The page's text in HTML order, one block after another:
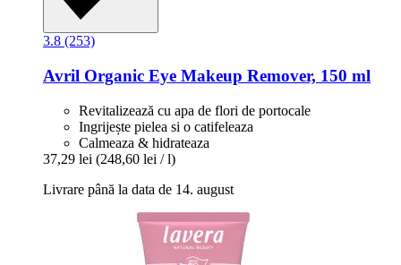
3.8 (253)
Avril Organic Eye Makeup Remover, 150 ml
Revitalizează cu apa de flori de portocale
Ingrijește pielea si o catifeleaza
Calmeaza & hidrateaza
37,29 lei (248,60 lei / l)
Livrare până la data de 14. august